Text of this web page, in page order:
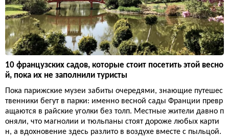
10 французских садов, которые стоит посетить этой весно
й, пока их не заполнили туристы
Пока парижские музеи забиты очередями, знающие путешес
твенники бегут в парки: именно весной сады Франции превр
ащаются в райские уголки без толп. Местные жители давно п
оняли, что магнолии и тюльпаны стоят дороже любых карти
н, а вдохновение здесь разлито в воздухе вместе с пыльцой.